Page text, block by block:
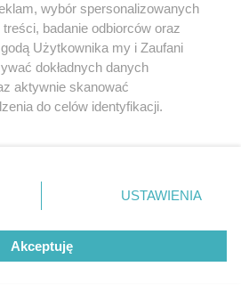
kurort, a
Nie tylko plaża
wybór spersonalizowanych
badanie odbiorców oraz
Użytkownika my i Zaufani
dokładnych danych
aktywnie skanować
do celów identyfikacji.
przycisk ustawień prywatności
dolnym rogu strony
nie wymagają zgody
prawo sprzeciwić się takiemu
będą miały zastosowanie tylko
USTAWIENIA
Akceptuję